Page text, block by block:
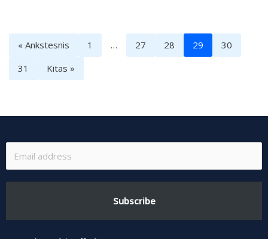
« Ankstesnis 1 … 27 28 29
30
31
Kitas »
Subscribe